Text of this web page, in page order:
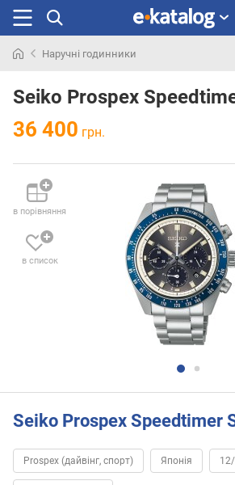
раніше
Наручні годинники
Seiko Prospex
36 400 грн.
в порівняння
в список
Seiko Prospex Speedtimer
Prospex (дайвінг, спорт) Японія